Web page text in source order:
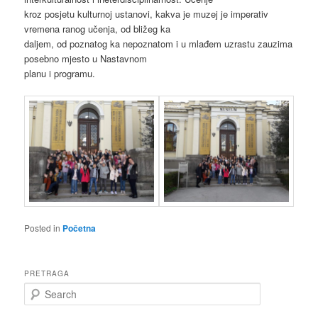
kroz posjetu kulturnoj ustanovi, kakva je muzej je imperativ
vremena ranog učenja, od bližeg ka
daljem, od poznatog ka nepoznatom i u mlađem uzrastu zauzima
posebno mjesto u Nastavnom
planu i programu.
Posted in Početna
PRETRAGA
e